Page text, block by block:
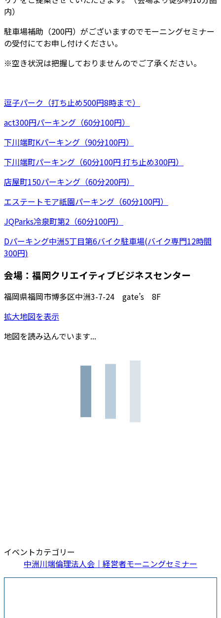
内）
駐車場補助（200円）がございますのでモーニングセミナー
の受付にてお申し付けください。
※空き状況は把握しておりませんのでご了承ください。
逗子パーク（打ち止め500円8時まで）
act300円パーキング（60分100円）
下川端町Kパーキング（90分100円）
下川端町パーキング（60分100円 打ち止め300円）
店屋町150パーキング（60分200円）
エステートモア祇園パーキング（60分100円）
JQParks冷泉町第2（60分100円）
Dパーキング中洲5丁目第6バイク駐車場(バイク専門12時間
300円)
会場：福岡クリエイティブビジネスセンター
福岡県福岡市博多区中洲3-7-24 gate’s 8F
拡大地図を表示
地図を読み込んでいます...
イベントカテゴリー
中洲川端倫理法人会｜経営者モーニングセミナー